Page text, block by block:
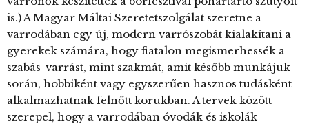
is.) A Magyar Máltai Szeretetszolgálat szeretne a
varrodában egy új, modern varrószobát kialakítani a
gyerekek számára, hogy fiatalon megismerhessék a
szabás-varrást, mint szakmát, amit később munkájuk
során, hobbiként vagy egyszerűen hasznos tudásként
alkalmazhatnak felnőtt korukban. A tervek között
szerepel, hogy a varrodában óvodák és iskolák